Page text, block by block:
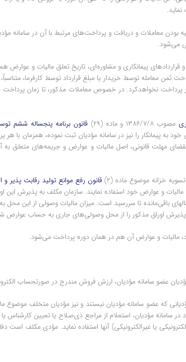
نسیه بودن معاملات و دریافت و پرداخت‌های مرتبط با آن در
می‌شود.
و قراردادهای پیمانکاری و مشاوره‌ای، تاریخ تعلق مالیات و
معامله توسط خریدار یا مبلغ قرارداد توسط کارفرما،
نخواهدکرد. در خصوص معاملات مذکور، تا زمان پرداخت
مصوب ۱۳۸۶/۷/۸ و ماده ‌(۲۹) قانون برنامه پنجساله ششم
خود به پیمانکار را نیز در سامانه مؤدیان ثبت نموده، همزمان
مهلت قانونی، اصل مالیات و عوارض و جریمه‌های متعلق
قانون رفع موانع تولید رقابت پذیر و
و عوارض خود استفاده نمایند. سازمان مکلف به پذیرش این
باقی‌مانده تا سررسید است. میزان مالیات وصولی از این
اوراق مذکور را از محل وصولی‌های جاری به حساب عوارض
عضو سامانه مؤدیان، ارزش فروش مندرج در صورتحساب
سامانه مؤدیان، استعلام از مراجع ذی‌صلاح یا تعیین
یا غیرالکترونیکی) آنها استفاده نماید. مؤدی مکلف